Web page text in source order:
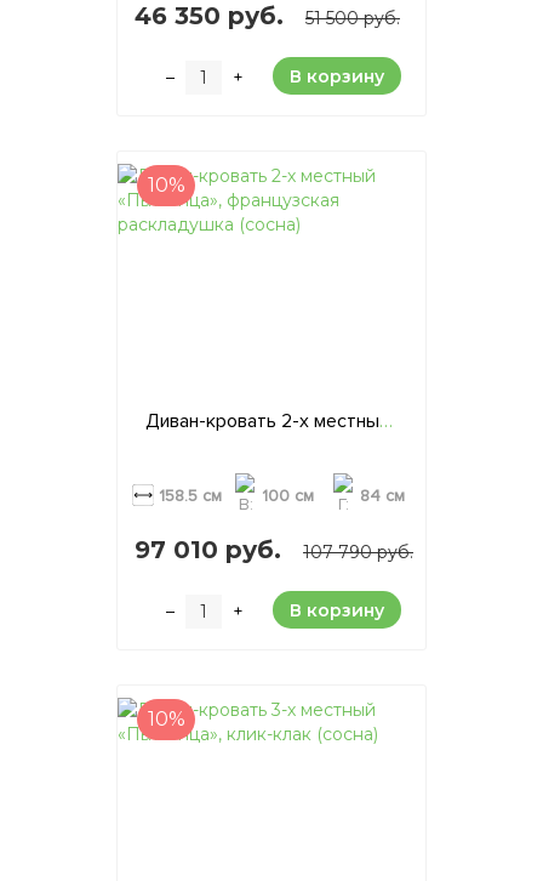
46 350 руб. 51 500 руб.
– + В корзину
10%
Диван-кровать 2-х местный «Пьяченца», французская раскладушка (сосна)
158.5 см 100 см 84 см
97 010 руб. 107 790 руб.
– + В корзину
10%